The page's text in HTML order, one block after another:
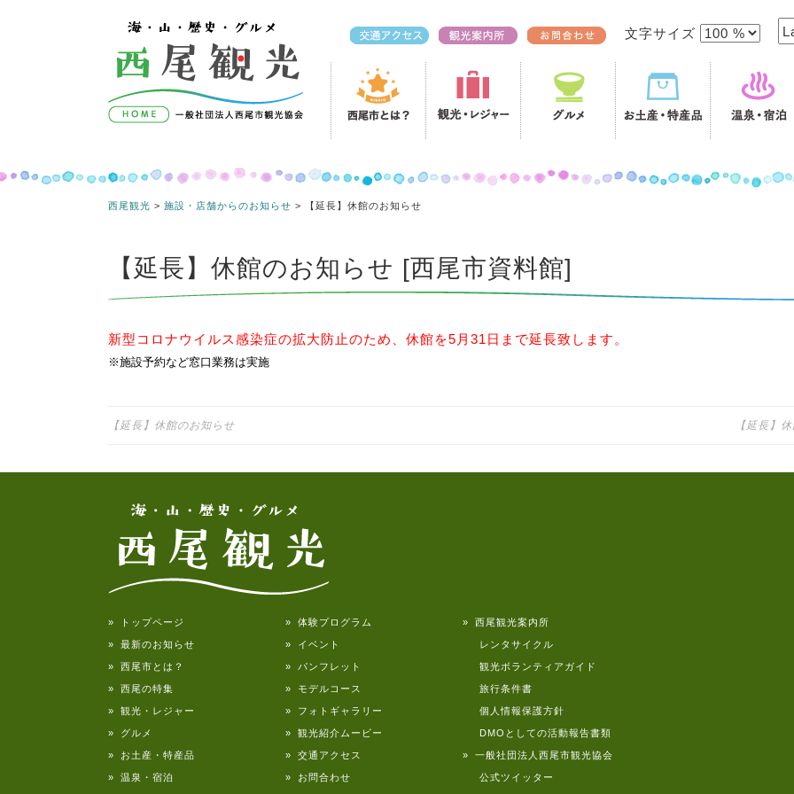
コンテンツへスキップ 文字サイズ
西尾観光 > 施設・店舗からのお知らせ > 【延長】休館のお知らせ
【延長】休館のお知らせ [西尾市資料館]
新型コロナウイルス感染症の拡大防止のため、休館を5月31日まで延長致します。
※施設予約など窓口業務は実施
投稿ナビゲーション
【延長】休館のお知らせ 【延長】
» トップページ
» 最新のお知らせ
» 西尾市とは？
» 西尾の特集
» 観光・レジャー
» グルメ
» お土産・特産品
» 温泉・宿泊
» 体験プログラム
» イベント
» パンフレット
» モデルコース
» フォトギャラリー
» 観光紹介ムービー
» 交通アクセス
» お問合わせ
» 西尾観光案内所
レンタサイクル
観光ボランティアガイド
旅行条件書
個人情報保護方針
DMOとしての活動報告書類
» 一般社団法人西尾市観光協会
公式ツイッター